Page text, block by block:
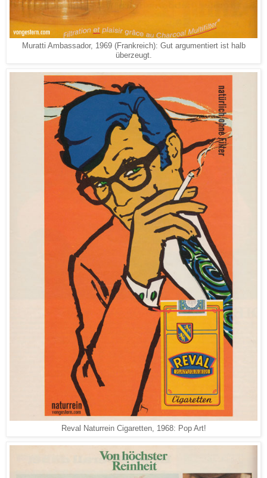
Muratti Ambassador, 1969 (Frankreich): Gut argumentiert ist halb
überzeugt.
Reval Naturrein Cigaretten, 1968: Pop Art!